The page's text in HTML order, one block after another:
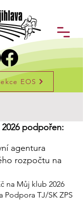
EOS
podpořen:
agentura
rozpočtu na
na Můj klub 2026
Podpora TJ/SK ZPS